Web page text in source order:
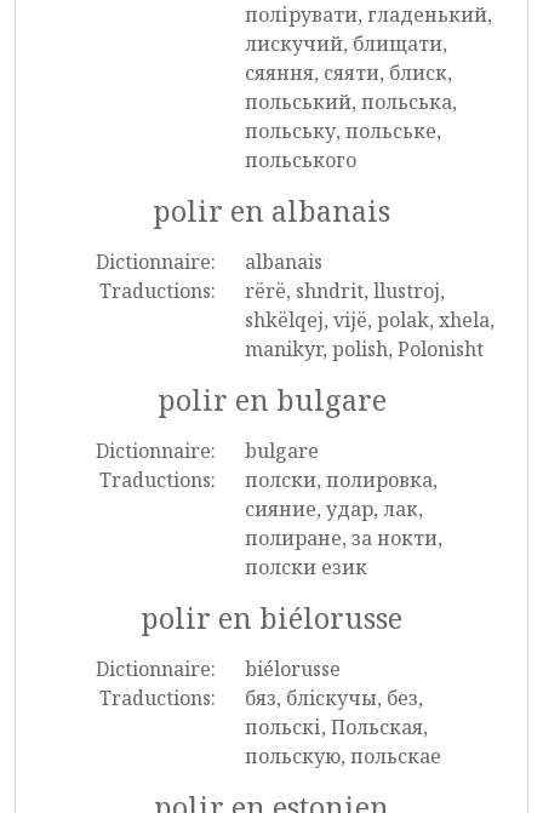
полірувати, гладенький,
лискучий, блищати,
сяяння, сяяти, блиск,
польський, польська,
польську, польське,
польського
polir en albanais
Dictionnaire:
albanais
Traductions:
rërë, shndrit, llustroj,
shkëlqej, vijë, polak, xhela,
manikyr, polish, Polonisht
polir en bulgare
Dictionnaire:
bulgare
Traductions:
полски, полировка,
сияние, удар, лак,
полиране, за нокти,
полски език
polir en biélorusse
Dictionnaire:
biélorusse
Traductions:
бяз, блiскучы, без,
польскі, Польская,
польскую, польскае